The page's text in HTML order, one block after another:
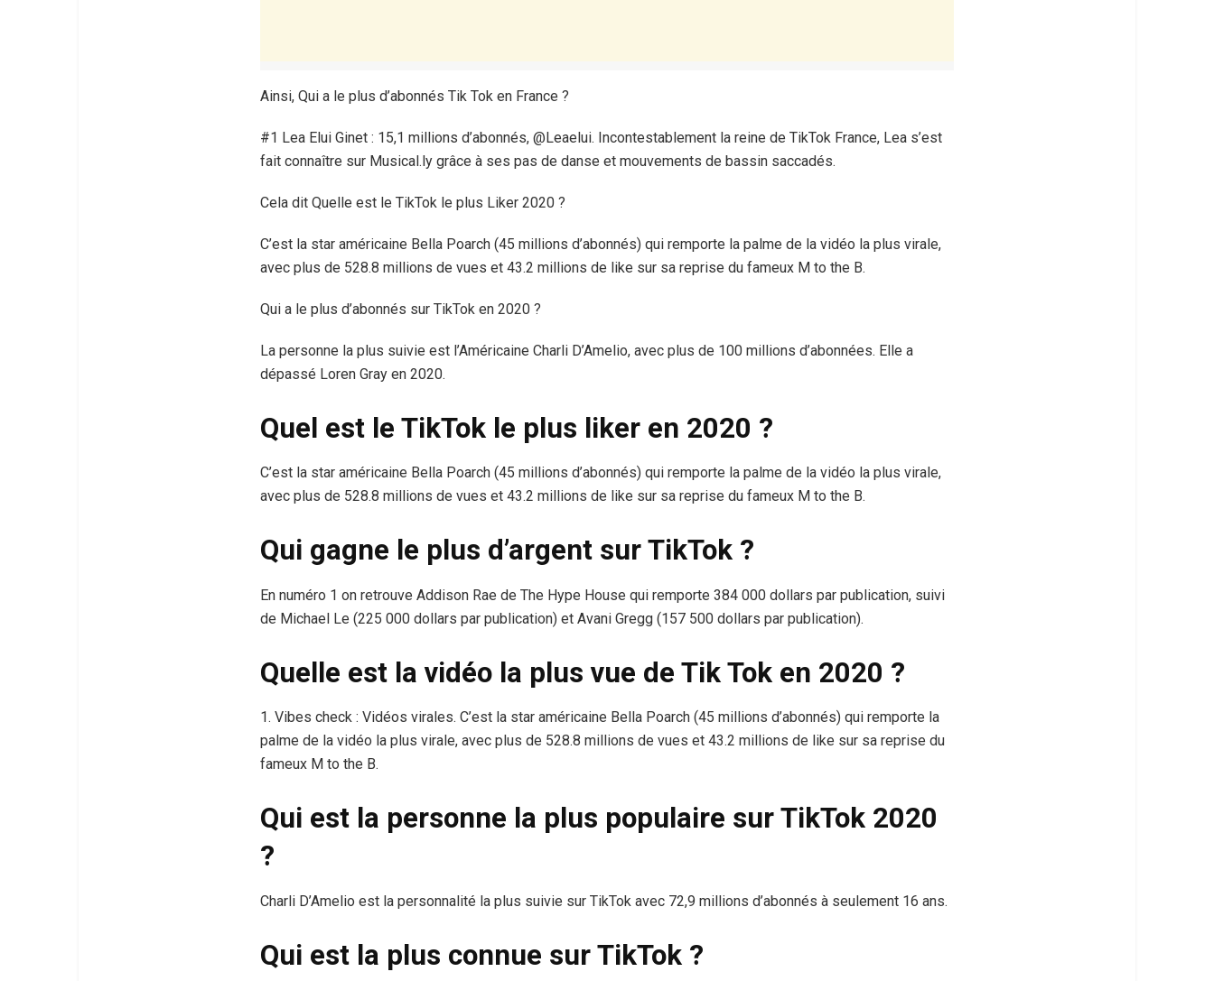
Ainsi, Qui a le plus d’abonnés Tik Tok en France ?
#1 Lea Elui Ginet : 15,1 millions d’abonnés, @Leaelui. Incontestablement la reine de TikTok France, Lea s’est
fait connaître sur Musical.ly grâce à ses pas de danse et mouvements de bassin saccadés.
Cela dit Quelle est le TikTok le plus Liker 2020 ?
C’est la star américaine Bella Poarch (45 millions d’abonnés) qui remporte la palme de la vidéo la plus virale,
avec plus de 528.8 millions de vues et 43.2 millions de like sur sa reprise du fameux M to the B.
Qui a le plus d’abonnés sur TikTok en 2020 ?
La personne la plus suivie est l’Américaine Charli D’Amelio, avec plus de 100 millions d’abonnées. Elle a
dépassé Loren Gray en 2020.
Quel est le TikTok le plus liker en 2020 ?
C’est la star américaine Bella Poarch (45 millions d’abonnés) qui remporte la palme de la vidéo la plus virale,
avec plus de 528.8 millions de vues et 43.2 millions de like sur sa reprise du fameux M to the B.
Qui gagne le plus d’argent sur TikTok ?
En numéro 1 on retrouve Addison Rae de The Hype House qui remporte 384 000 dollars par publication, suivi
de Michael Le (225 000 dollars par publication) et Avani Gregg (157 500 dollars par publication).
Quelle est la vidéo la plus vue de Tik Tok en 2020 ?
1. Vibes check : Vidéos virales. C’est la star américaine Bella Poarch (45 millions d’abonnés) qui remporte la
palme de la vidéo la plus virale, avec plus de 528.8 millions de vues et 43.2 millions de like sur sa reprise du
fameux M to the B.
Qui est la personne la plus populaire sur TikTok 2020
?
Charli D’Amelio est la personnalité la plus suivie sur TikTok avec 72,9 millions d’abonnés à seulement 16 ans.
Qui est la plus connue sur TikTok ?